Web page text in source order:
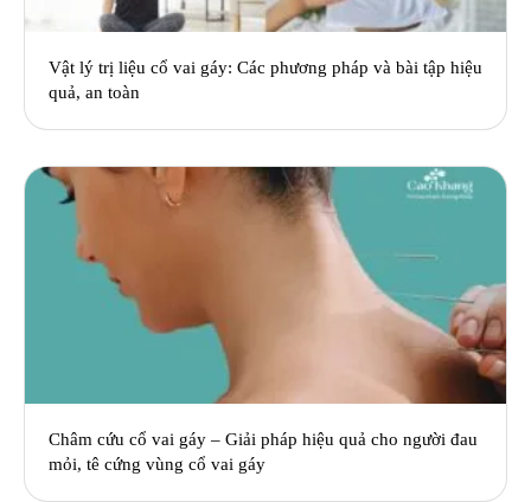
Vật lý trị liệu cổ vai gáy: Các phương pháp và bài tập hiệu
quả, an toàn
Châm cứu cổ vai gáy – Giải pháp hiệu quả cho người đau
mỏi, tê cứng vùng cổ vai gáy